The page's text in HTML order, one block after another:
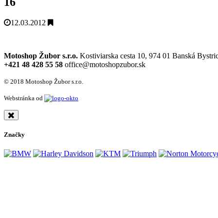
12.03.2012
Motoshop Žubor s.r.o. Kostiviarska cesta 10, 974 01 Banská
+421 48 428 55 58 office@motoshopzubor.sk
© 2018 Motoshop Žubor s.r.o.
Webstránka od
Značky